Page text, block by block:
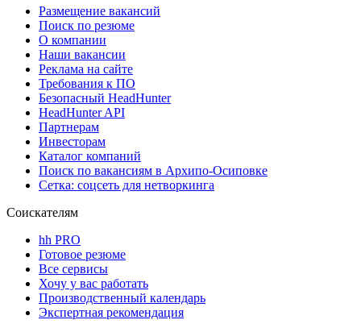
Размещение вакансий
Поиск по резюме
О компании
Наши вакансии
Реклама на сайте
Требования к ПО
Безопасный HeadHunter
HeadHunter API
Партнерам
Инвесторам
Каталог компаний
Поиск по вакансиям в Архипо-Осиповке
Сетка: соцсеть для нетворкинга
Соискателям
hh PRO
Готовое резюме
Все сервисы
Хочу у вас работать
Производственный календарь
Экспертная рекомендация